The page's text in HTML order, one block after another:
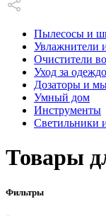
Пылесосы и
Увлажнители
Очистители
Уход за
Дозаторы и
Умный дом
Инструменты
Светильники
Товары
Фильтры